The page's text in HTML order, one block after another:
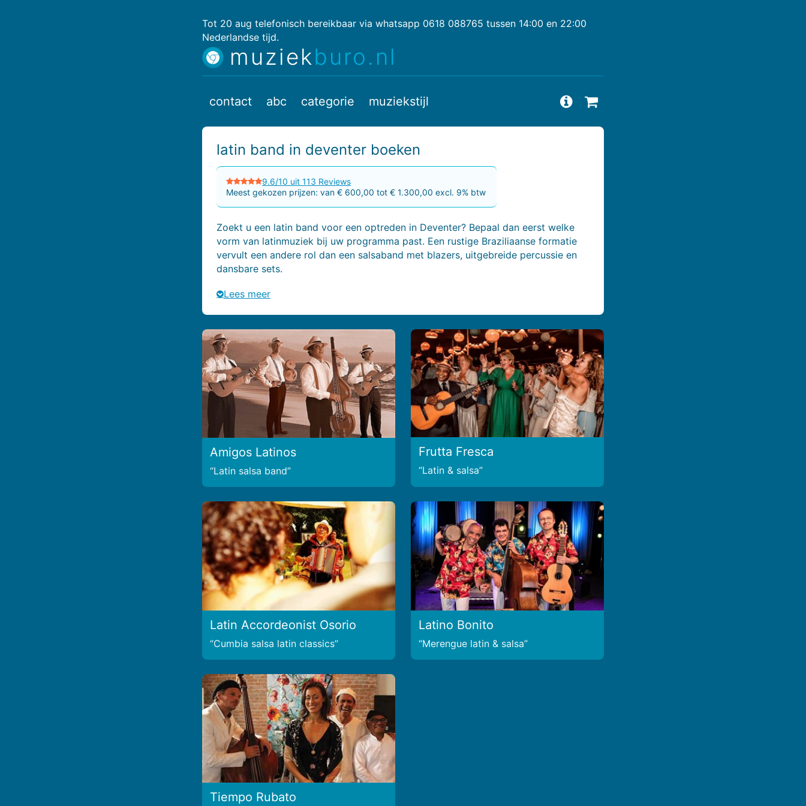
Tot 20 aug telefonisch bereikbaar via whatsapp 0618 088765 tussen 14:00 en 22:00
Nederlandse tijd.
muziekburo.nl
latin band in deventer boeken
9.6/10 uit 113 Reviews
Meest gekozen prijzen: van € 600,00 tot € 1.300,00 excl. 9% btw
Zoekt u een latin band voor een optreden in Deventer? Bepaal dan eerst welke
vorm van latinmuziek bij uw programma past. Een rustige Braziliaanse formatie
vervult een andere rol dan een salsaband met blazers, uitgebreide percussie en
dansbare sets.
Lees meer
Amigos Latinos
Latin salsa band
Frutta Fresca
Latin & salsa
Latin Accordeonist Osorio
Cumbia salsa latin classics
Latino Bonito
Merengue latin & salsa
Tiempo Rubato
contact abc categorie muziekstijl Vragen en antwoorden bekijken
Beschikbaarheid aanvragen